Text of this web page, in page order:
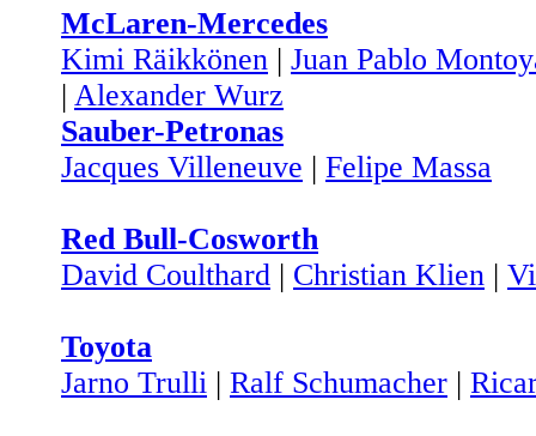
McLaren-Mercedes
Kimi Räikkönen | Juan Pablo
| Alexander Wurz
Sauber-Petronas
Jacques Villeneuve | Felipe Massa
Red Bull-Cosworth
David Coulthard | Christian Klien |
Toyota
Jarno Trulli | Ralf Schumacher |